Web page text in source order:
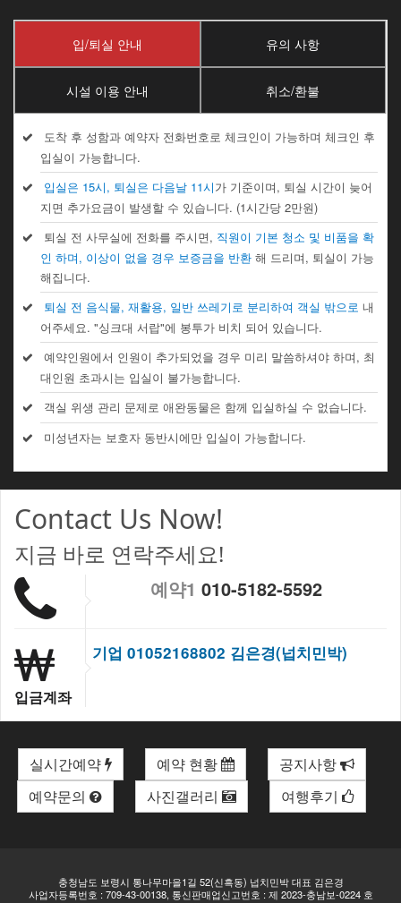
입/퇴실 안내 유의 사항
시설 이용 안내 취소/환불
도착 후 성함과 예약자 전화번호로 체크인이 가능하며 체크인 후
입실이 가능합니다.
입실은 15시, 퇴실은 다음날 11시가 기준이며, 퇴실 시간이 늦어
지면 추가요금이 발생할 수 있습니다. (1시간당 2만원)
퇴실 전 사무실에 전화를 주시면, 직원이 기본 청소 및 비품을 확
인 하며, 이상이 없을 경우 보증금을 반환해 드리며, 퇴실이 가능
해집니다.
퇴실 전 음식물, 재활용, 일반 쓰레기로 분리하여 객실 밖으로 내
어주세요. "싱크대 서랍"에 봉투가 비치 되어 있습니다.
예약인원에서 인원이 추가되었을 경우 미리 말씀하셔야 하며, 최
대인원 초과시는 입실이 불가능합니다.
객실 위생 관리 문제로 애완동물은 함께 입실하실 수 없습니다.
미성년자는 보호자 동반시에만 입실이 가능합니다.
Contact Us Now!
지금 바로 연락주세요!
예약1 010-5182-5592
입금계좌
기업 01052168802 김은경(넙치민박)
실시간예약 예약 현황
공지사항
예약문의
사진갤러리 여행후기
충청남도 보령시 통나무마을1길 52(신흑동) 넙치민박 대표 김은경
사업자등록번호 : 709-43-00138, 통신판매업신고번호 : 제 2023-충남보-0224 호